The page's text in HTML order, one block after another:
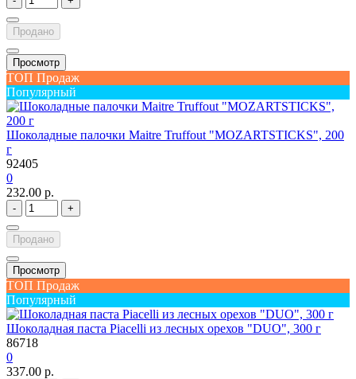
Продано
Просмотр
ТОП Продаж
Популярный
Шоколадные палочки Maitre Truffout "MOZARTSTICKS", 200
г
92405
0
232.00 р.
- +
Продано
Просмотр
ТОП Продаж
Популярный
Шоколадная паста Piacelli из лесных орехов "DUO", 300 г
86718
0
337.00 р.